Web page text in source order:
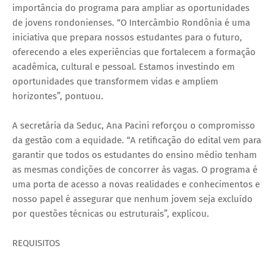
importância do programa para ampliar as oportunidades
de jovens rondonienses. “O Intercâmbio Rondônia é uma
iniciativa que prepara nossos estudantes para o futuro,
oferecendo a eles experiências que fortalecem a formação
acadêmica, cultural e pessoal. Estamos investindo em
oportunidades que transformem vidas e ampliem
horizontes”, pontuou.
A secretária da Seduc, Ana Pacini reforçou o compromisso
da gestão com a equidade. “A retificação do edital vem para
garantir que todos os estudantes do ensino médio tenham
as mesmas condições de concorrer às vagas. O programa é
uma porta de acesso a novas realidades e conhecimentos e
nosso papel é assegurar que nenhum jovem seja excluído
por questões técnicas ou estruturais”, explicou.
REQUISITOS